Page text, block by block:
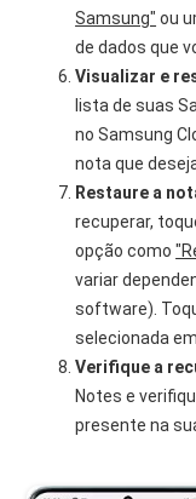
Samsung" ou
de dados que
Visualizar e
lista de suas
no Samsung
nota que
Restaure a
recuperar,
opção como
variar
software).
selecionada
Verifique a
Notes e
presente na